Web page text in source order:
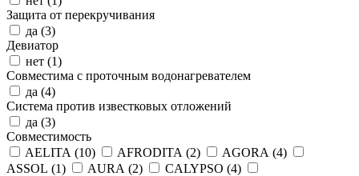
Защита от перекручивания
да (3)
Девиатор
нет (1)
Совместима с проточным водонагревателем
да (4)
Система против известковых отложений
да (3)
Совместимость
AELITA (10) AFRODITA (2) AGORA (4)
ASSOL (1) AURA (2) CALYPSO (4)